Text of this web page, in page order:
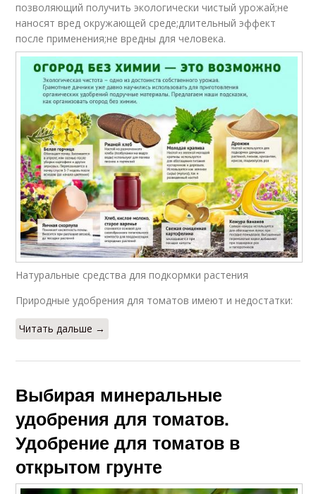
позволяющий получить экологически чистый урожай;не
наносят вред окружающей среде;длительный эффект
после применения;не вредны для человека.
Натуральные средства для подкормки растения
Природные удобрения для томатов имеют и недостатки:
Читать дальше →
Выбирая минеральные
удобрения для томатов.
Удобрение для томатов в
открытом грунте